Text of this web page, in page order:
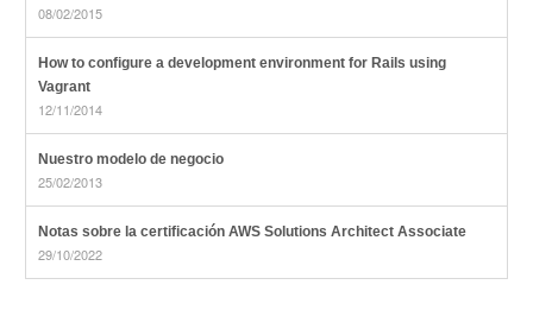
08/02/2015
How to configure a development environment for Rails using
Vagrant
12/11/2014
Nuestro modelo de negocio
25/02/2013
Notas sobre la certificación AWS Solutions Architect Associate
29/10/2022